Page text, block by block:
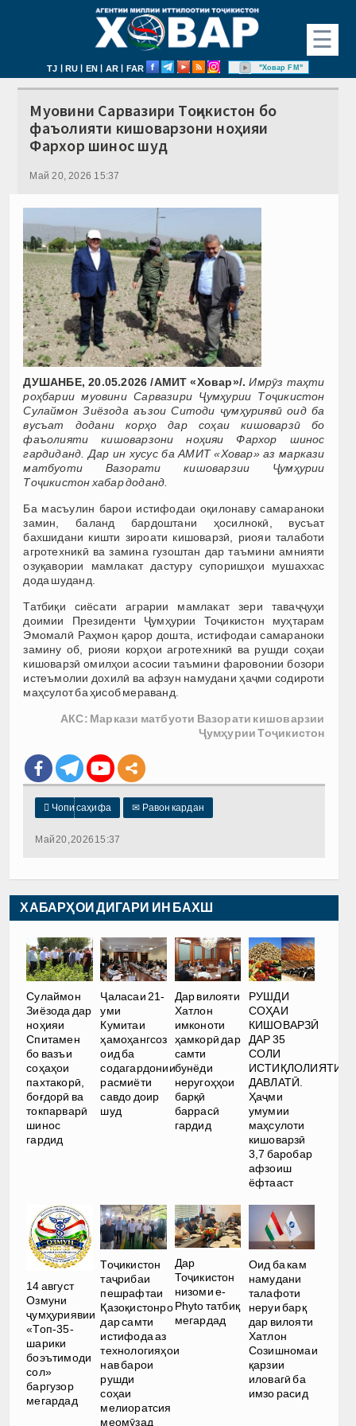
☰
TJ | RU | EN | AR | FAR "Ховар FM"
Муовини Сарвазири Тоҷикистон бо
фаъолияти кишоварзони ноҳияи
Фархор шинос шуд
Май 20, 2026 15:37
ДУШАНБЕ, 20.05.2026 /АМИТ «Ховар»/. Имрӯз таҳти
роҳбарии муовини Сарвазири Ҷумҳурии Тоҷикистон
Сулаймон Зиёзода аъзои Ситоди ҷумҳуриявӣ оид ба
вусъат додани корҳо дар соҳаи кишоварзӣ бо
фаъолияти кишоварзони ноҳияи Фархор шинос
гардиданд. Дар ин хусус ба АМИТ «Ховар» аз маркази
матбуоти Вазорати кишоварзии Ҷумҳурии
Тоҷикистон хабар доданд.
Ба масъулин барои истифодаи оқилонаву самараноки
замин, баланд бардоштани ҳосилнокӣ, вусъат
бахшидани кишти зироати кишоварзӣ, риояи талаботи
агротехникӣ ва замина гузоштан дар таъмини амнияти
озуқавории мамлакат дастуру супоришҳои мушаххас
дода шуданд.
Татбиқи сиёсати аграрии мамлакат зери таваҷҷуҳи
доимии Президенти Ҷумҳурии Тоҷикистон муҳтарам
Эмомалӣ Раҳмон қарор дошта, истифодаи самараноки
замину об, риояи корҳои агротехникӣ ва рушди соҳаи
кишоварзӣ омилҳои асосии таъмини фаровонии бозори
истеъмолии дохилӣ ва афзун намудани ҳаҷми содироти
маҳсулот ба ҳисоб мераванд.
АКС: Маркази матбуоти Вазорати кишоварзии
Ҷумҳурии Тоҷикистон
 Чопи саҳифа ✉ Равон кардан
Май 20, 2026 15:37
ХАБАРҲОИ ДИГАРИ ИН БАХШ
Сулаймон
Зиёзода дар
ноҳияи
Спитамен
бо вазъи
соҳаҳои
пахтакорӣ,
боғдорӣ ва
токпарварӣ
шинос
гардид
Ҷаласаи 21-
уми
Кумитаи
ҳамоҳангсоз
оид ба
содагардонии
расмиёти
савдо доир
шуд
Дар вилояти
Хатлон
имконоти
ҳамкорӣ дар
самти
бунёди
неругоҳҳои
барқӣ
баррасӣ
гардид
РУШДИ
СОҲАИ
КИШОВАРЗӢ
ДАР 35
СОЛИ
ИСТИҚЛОЛИЯТИ
ДАВЛАТӢ.
Ҳаҷми
умумии
маҳсулоти
кишоварзӣ
3,7 баробар
афзоиш
ёфтааст
14 август
Озмуни
ҷумҳуриявии
«Топ-35-
шарики
боэътимоди
сол»
баргузор
мегардад
Тоҷикистон
таҷрибаи
пешрафтаи
Қазоқистонро
дар самти
истифода аз
технологияҳои
нав барои
рушди
соҳаи
мелиоратсия
меомӯзад
Дар
Тоҷикистон
низоми e-
Phyto татбиқ
мегардад
Оид ба кам
намудани
талафоти
неруи барқ
дар вилояти
Хатлон
Созишномаи
қарзии
иловагӣ ба
имзо расид